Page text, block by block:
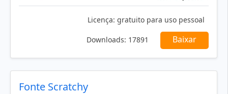
Licença: gratuito para uso pessoal
Downloads: 17891 Baixar
Fonte Scratchy